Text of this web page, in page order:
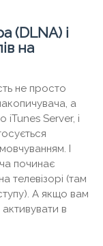
(DLNA) і
на
не просто
а
iTunes Server, і
І
починає
телевізорі (там
А якщо вам
в